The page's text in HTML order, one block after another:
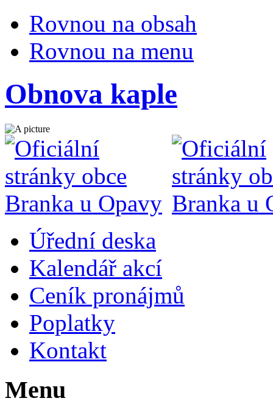
Rovnou na obsah
Rovnou na menu
Obnova kaple
Úřední deska
Kalendář akcí
Ceník pronájmů
Poplatky
Kontakt
Menu